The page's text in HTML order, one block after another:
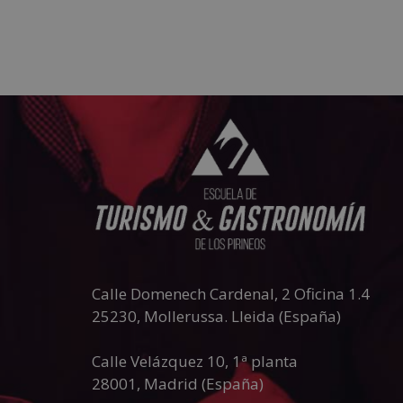
Calle Domenech Cardenal, 2 Oficina 1.4
25230, Mollerussa. Lleida (España)
Calle Velázquez 10, 1ª planta
28001 , Madrid (España)